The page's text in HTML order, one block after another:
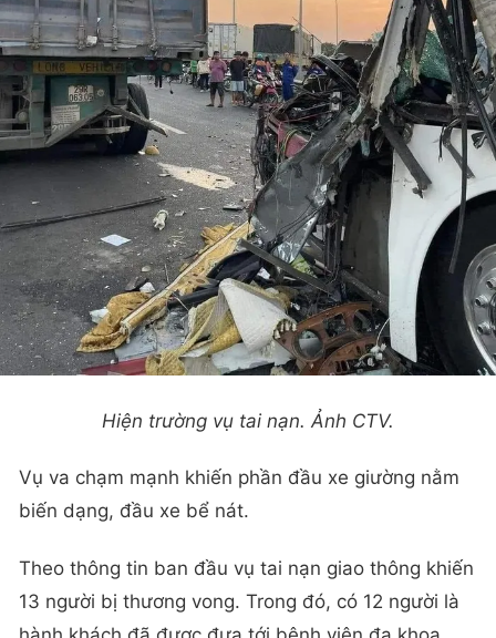
Hiện trường vụ tai nạn. Ảnh CTV.
Vụ va chạm mạnh khiến phần đầu xe giường nằm
biến dạng, đầu xe bể nát.
Theo thông tin ban đầu vụ tai nạn giao thông khiến
13 người bị thương vong. Trong đó, có 12 người là